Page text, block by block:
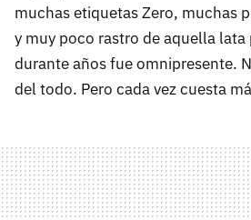
muchas etiquetas Zero, muchas
y muy poco rastro de aquella lata
durante años fue omnipresente.
del todo. Pero cada vez cuesta